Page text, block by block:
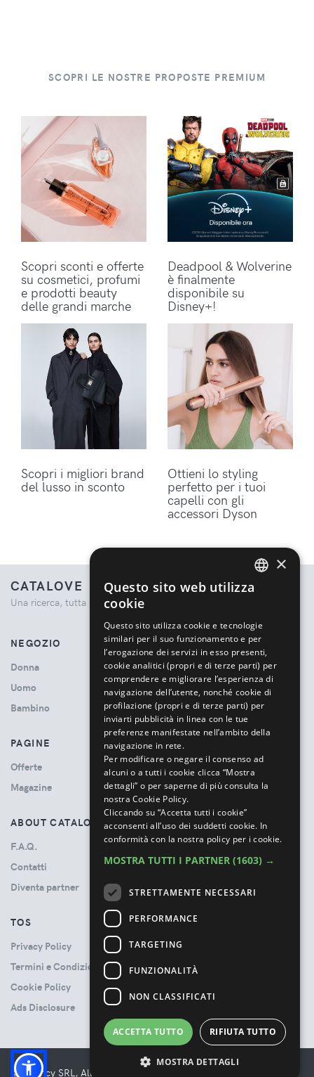
SCOPRI LE NOSTRE PROPOSTE PREMIUM
Scopri sconti e offerte
su cosmetici, profumi
e prodotti beauty
delle grandi marche
Deadpool & Wolverine
è finalmente
disponibile su
Disney+!
Scopri i migliori brand
del lusso in sconto
Ottieni lo styling
perfetto per i tuoi
capelli con gli
accessori Dyson
CATALOVE
Una ricerca, tutta la moda.
NEGOZIO
Donna
Uomo
Bambino
PAGINE
Offerte
Magazine
ABOUT CATALOVE
F.A.Q.
Contatti
Diventa partner
TOS
Privacy Policy
Termini e Condizioni
Cookie Policy
Ads Disclosure
© Booncy SRL, All rights reserved. - VAT 06534300485
×
Questo sito web utilizza
cookie
Questo sito utilizza cookie e tecnologie
similari per il suo funzionamento e per
l’erogazione dei servizi in esso presenti,
cookie analitici (propri e di terze parti) per
comprendere e migliorare l’esperienza di
navigazione dell’utente, nonché cookie di
profilazione (propri e di terze parti) per
inviarti pubblicità in linea con le tue
preferenze manifestate nell’ambito della
navigazione in rete.
Per modificare o negare il consenso ad
alcuni o a tutti i cookie clicca “Mostra
dettagli” o per saperne di più consulta la
nostra Cookie Policy.
Cliccando su “Accetta tutti i cookie”
acconsenti all’uso dei suddetti cookie. In
conformità con la nostra policy per i cookie.
MOSTRA TUTTI I PARTNER (1603) →
STRETTAMENTE NECESSARI
PERFORMANCE
TARGETING
FUNZIONALITÀ
NON CLASSIFICATI
ACCETTA TUTTO RIFIUTA TUTTO
MOSTRA DETTAGLI